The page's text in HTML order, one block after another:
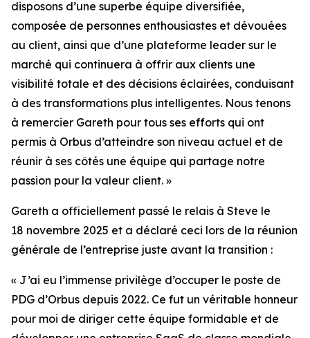
disposons d’une superbe équipe diversifiée,
composée de personnes enthousiastes et dévouées
au client, ainsi que d’une plateforme leader sur le
marché qui continuera à offrir aux clients une
visibilité totale et des décisions éclairées, conduisant
à des transformations plus intelligentes. Nous tenons
à remercier Gareth pour tous ses efforts qui ont
permis à Orbus d’atteindre son niveau actuel et de
réunir à ses côtés une équipe qui partage notre
passion pour la valeur client. »
Gareth a officiellement passé le relais à Steve le
18 novembre 2025 et a déclaré ceci lors de la réunion
générale de l’entreprise juste avant la transition :
« J’ai eu l’immense privilège d’occuper le poste de
PDG d’Orbus depuis 2022. Ce fut un véritable honneur
pour moi de diriger cette équipe formidable et de